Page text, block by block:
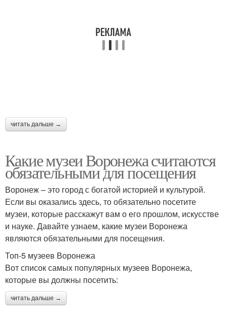
читать дальше →
Какие музеи Воронежа считаются
обязательными для посещения
Воронеж – это город с богатой историей и культурой.
Если вы оказались здесь, то обязательно посетите
музеи, которые расскажут вам о его прошлом, искусстве
и науке. Давайте узнаем, какие музеи Воронежа
являются обязательными для посещения.
Топ-5 музеев Воронежа
Вот список самых популярных музеев Воронежа,
которые вы должны посетить:
читать дальше →